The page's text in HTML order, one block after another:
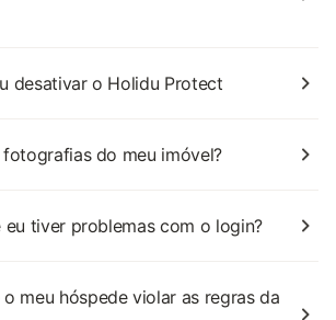
desativar o Holidu Protect
do meu imóvel?
eu tiver problemas com o login?
meu hóspede violar as regras da